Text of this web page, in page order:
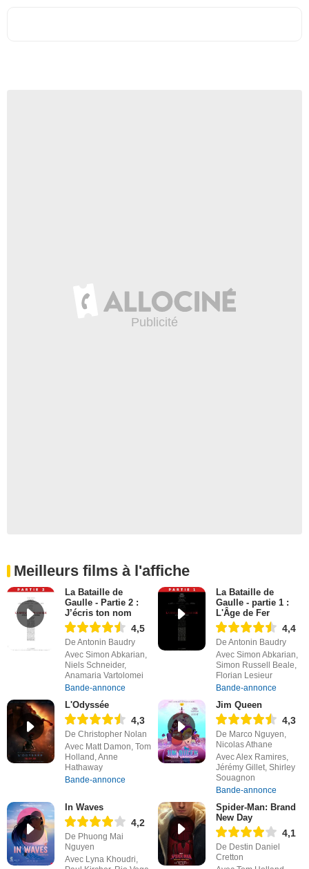
Meilleurs films à l'affiche
La Bataille de
Gaulle - Partie 2 :
J’écris ton nom
4,5
De Antonin Baudry
Avec Simon Abkarian,
Niels Schneider,
Anamaria Vartolomei
Bande-annonce
La Bataille de
Gaulle - partie 1 :
L'Âge de Fer
4,4
De Antonin Baudry
Avec Simon Abkarian,
Simon Russell Beale,
Florian Lesieur
Bande-annonce
L'Odyssée
4,3
De Christopher Nolan
Avec Matt Damon, Tom
Holland, Anne
Hathaway
Bande-annonce
Jim Queen
4,3
De Marco Nguyen,
Nicolas Athane
Avec Alex Ramires,
Jérémy Gillet, Shirley
Souagnon
Bande-annonce
In Waves
4,2
De Phuong Mai
Nguyen
Avec Lyna Khoudri,
Spider-Man: Brand
New Day
4,1
De Destin Daniel
Cretton